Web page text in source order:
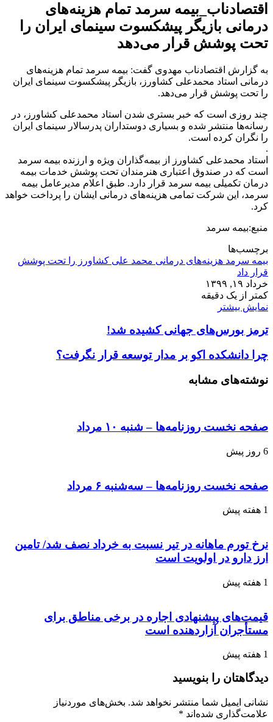
اقتصادناب_بیمه سرمد تمام هزینه‌های
درمانی بازیگر پیشکسوت سینمای ایران را
تحت پوشش قرار می‌دهد
به گزارش اقتصادناب مهدوی گفت: بیمه سرمد تمام هزینه‌های
درمانی استاد محمدعلی کشاورز، بازیگر پیشکسوت سینمای ایران
را تحت پوشش قرار می‌دهد.
چند روزی است که خبر بستری شدن استاد محمدعلی کشاورز، در
رسانه‌ها منتشر شده و بسیاری دوستداران پدرسالار سینمای ایران
را نگران کرده است.
.
استاد محمدعلی کشاورز از بیمه‌گذاران ویژه و ارزنده بیمه سرمد
است که در صندوق اعتباری هنرمندان تحت پوشش خدمات بیمه
درمان تکمیلی بیمه سرمد قرار دارد. طبق اعلام مدیرعامل بیمه
سرمد، این شرکت تمامی هزینه‌های درمانی ایشان را پرداخت خواهد
کرد.
منبع:بیمه سرمد
برچسب‌ها
بیمه سرمد هزینه‌های درمانی محمد علی کشاورز را تحت پوشش
قرار داد
خرداد ۱۹, ۱۳۹۹
کمتر از یک دقیقه
نمایش بیشتر
ترمز بورس‌های جهانی کشیده شد!
چرا دانشکده اکو بر مدار توسعه قرار نگرفت؟
نوشته‌های مشابه
صفحه نخست روزنامه‌ها – شنبه ۱۰ مرداد
6 روز پیش
صفحه نخست روزنامه‌ها – سه‌شنبه ۶ مرداد
1 هفته پیش
نرخ تورم ماهانه در تیر نسبت به خرداد نصف شد/ تامین
ارز دارو در اولویت است
1 هفته پیش
قیمت‌های پیشنهادی اجاره در برخی مناطق برای
مستأجران آزاردهنده است
1 هفته پیش
دیدگاهتان را بنویسید
نشانی ایمیل شما منتشر نخواهد شد. بخش‌های موردنیاز
علامت‌گذاری شده‌اند *